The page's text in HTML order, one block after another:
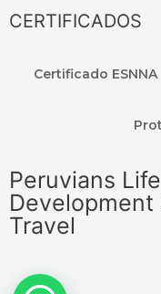
CERTIFICADOS
Certificado ESNNA
Peruvians
Travel